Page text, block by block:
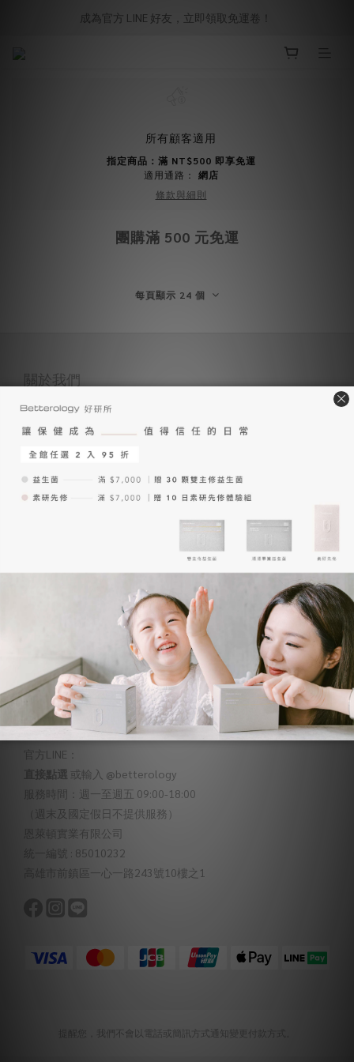
成為官方 LINE 好友，立即領取免運卷！
所有顧客適用
指定商品：滿 NT$500 即享免運
適用通路： 網店
條款與細則
團購滿 500 元免運
每頁顯示 24 個
關於我們
減法哲學
聯絡我們
官方LINE：
直接點選 或輸入 @betterology
服務時間：週一至週五 09:00-18:00
（週末及國定假日不提供服務）
恩萊頓實業有限公司
統一編號 : 85010232
高雄市前鎮區一心一路243號10樓之1
提醒您，我們不會以電話或簡訊方式通知變更付款方式。